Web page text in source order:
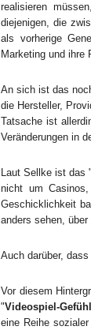
realisieren
diejenigen, die
als vorherige
Marketing und ihre
An sich ist das
die Hersteller,
Tatsache ist
Veränderungen in
Laut Sellke ist das "
nicht um
Geschicklichkeit
anders sehen,
Auch darüber,
Vor diesem
"Videospiel-
eine Reihe